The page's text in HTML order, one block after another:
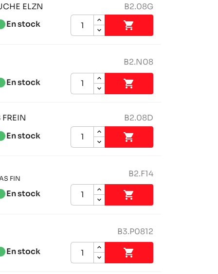
B2.08G
ELZN
En stock 
B2.N08
En stock 
B2.08D
En stock 
B2.F14
FIN
En stock 
B3.P0812
En stock 